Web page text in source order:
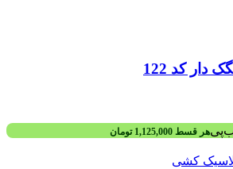
کد 122
هر قسط 1,125,000 تومان